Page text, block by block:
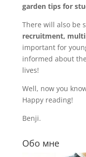
garden tips for
There will also be
recruitment,
important for
informed about
lives!
Well, now you
Happy reading!
Benji.
Обо мне